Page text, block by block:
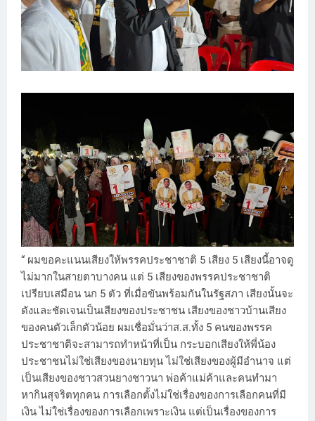
“ ผมขอคะแนนเสียงให้พรรคประชาชาติ 5 เสียง 5 เสียงนี้อาจดู
ไม่มากในสายตาบางคน แต่ 5 เสียงของพรรคประชาชาติ
เปรียบเสมือน นก 5 ตัว ที่เมื่อขันพร้อมกันในรัฐสภา เสียงนั้นจะ
ดังและชัดเจนเป็นเสียงของประชาชน เสียงของชาวบ้านเสียง
ของคนตัวเล็กตัวน้อย ผมเชื่อมั่นว่าส.ส.ทั้ง 5 คนของพรรค
ประชาชาติจะสามารถทำหน้าที่เป็น กระบอกเสียงให้พี่น้อง
ประชาชนไม่ใช่เสียงของนายทุน ไม่ใช่เสียงของผู้มีอำนาจ แต่
เป็นเสียงของชาวสวนยางชาวนา พ่อค้าแม่ค้าและคนทำมา
หากินสุจริตทุกคน การเลือกตั้งไม่ใช่เรื่องของการเลือกคนที่มี
เงิน ไม่ใช่เรื่องของการเลือกเพราะเงิน แต่เป็นเรื่องของการ